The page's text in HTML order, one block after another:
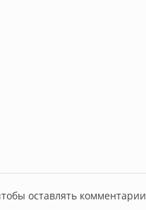
оставлять комментарии